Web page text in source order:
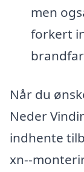
men
forkert
Når du
Neder
indhente
xn--